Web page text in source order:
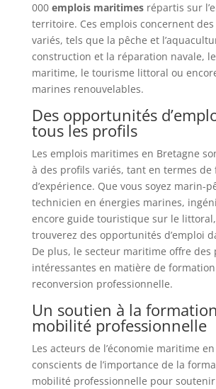
000 emplois maritimesrépartis sur
territoire. Ces emplois concernent des
variés, tels que la pêche et
construction et la réparation navale,
maritime, le tourisme littoral ou
marines renouvelables.
Des opportunités
tous les profils
Les emplois maritimes en Bretagne
à des profils variés, tant en termes
d’expérience. Que vous soyez marin-
technicien en énergies marines,
encore guide touristique sur le
trouverez des opportunités d’emploi
De plus, le secteur maritime offre des
intéressantes en matière de
reconversion professionnelle.
Un soutien à la
mobilité professionnelle
Les acteurs de l’économie maritime
conscients de l’importance de la
mobilité professionnelle pour